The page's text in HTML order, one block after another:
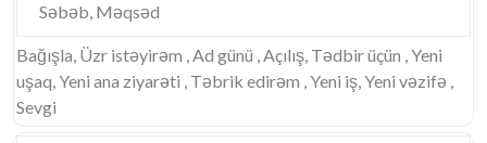
Səbəb, Məqsəd
Bağışla, Üzr istəyirəm , Ad günü , Açılış, Tədbir üçün , Yeni
uşaq, Yeni ana ziyarəti , Təbrik edirəm , Yeni iş, Yeni vəzifə ,
Sevgi